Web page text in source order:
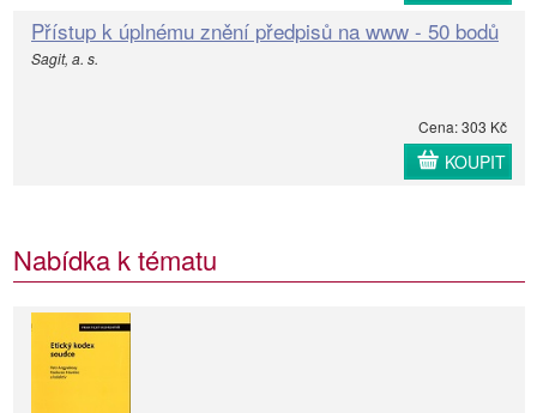
Přístup k úplnému znění předpisů na www - 50 bodů
Sagit, a. s.
Cena: 303 Kč
KOUPIT
Nabídka k tématu